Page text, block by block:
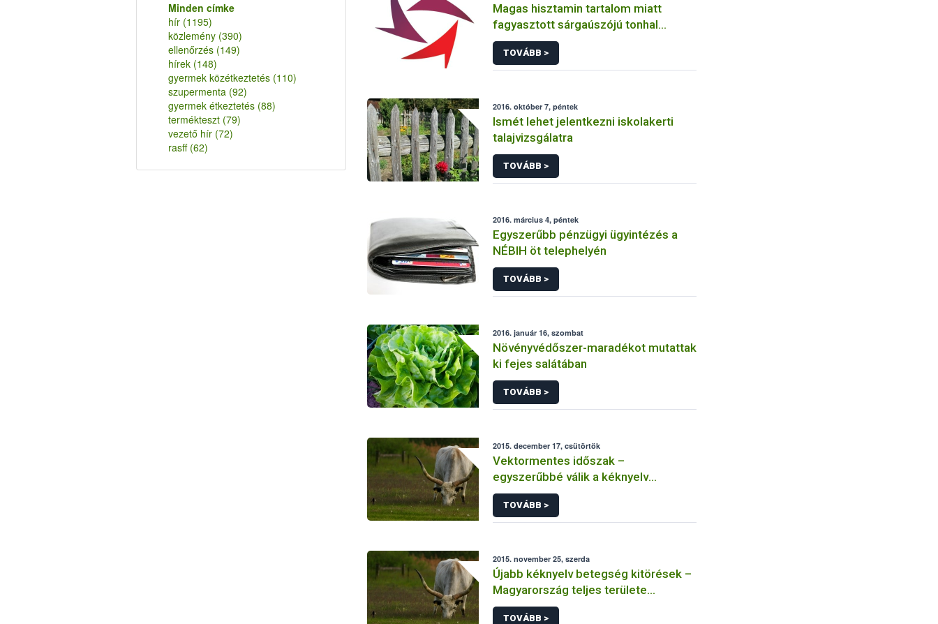
Minden címke
hír (1195)
közlemény (390)
ellenőrzés (149)
hírek (148)
gyermek közétkeztetés (110)
szupermenta (92)
gyermek étkeztetés (88)
termékteszt (79)
vezető hír (72)
rasff (62)
Magas hisztamin tartalom miatt
fagyasztott sárgaúszójú tonhal
szeleteket kell kivonni a forgalomból
TOVÁBB >
2016. október 7, péntek
Ismét lehet jelentkezni iskolakerti
talajvizsgálatra
TOVÁBB >
2016. március 4, péntek
Egyszerűbb pénzügyi ügyintézés a
NÉBIH öt telephelyén
TOVÁBB >
2016. január 16, szombat
Növényvédőszer-maradékot mutattak
ki fejes salátában
TOVÁBB >
2015. december 17, csütörtök
Vektormentes időszak –
egyszerűbbé válik a kéknyelv
betegségre fogékony állatok
kiszállítása
TOVÁBB >
2015. november 25, szerda
Újabb kéknyelv betegség kitörések –
Magyarország teljes területe
védőkörzetté vált
TOVÁBB >